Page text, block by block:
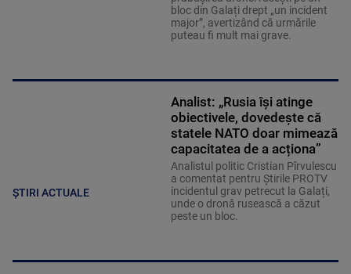
bloc din Galați drept „un incident
major”, avertizând că urmările
puteau fi mult mai grave.
ȘTIRI ACTUALE
Analist: „Rusia își atinge
obiectivele, dovedește că
statele NATO doar mimează
capacitatea de a acționa”
Analistul politic Cristian Pîrvulescu
a comentat pentru Știrile PROTV
incidentul grav petrecut la Galați,
unde o dronă rusească a căzut
peste un bloc.